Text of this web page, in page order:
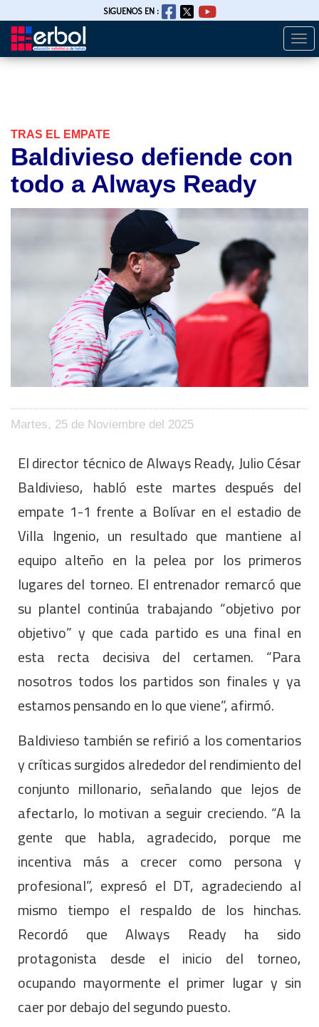
Pasar
SIGUENOS EN :
TRAS EL EMPATE
Baldivieso defiende con
todo a Always Ready
Martes, 25 de Noviembre del 2025
El director técnico de Always Ready, Julio César
Baldivieso, habló este martes después del
empate 1-1 frente a Bolívar en el estadio de
Villa Ingenio, un resultado que mantiene al
equipo alteño en la pelea por los primeros
lugares del torneo. El entrenador remarcó que
su plantel continúa trabajando “objetivo por
objetivo” y que cada partido es una final en
esta recta decisiva del certamen. “Para
nosotros todos los partidos son finales y ya
estamos pensando en lo que viene”, afirmó.
Baldivieso también se refirió a los comentarios
y críticas surgidos alrededor del rendimiento del
conjunto millonario, señalando que lejos de
afectarlo, lo motivan a seguir creciendo. “A la
gente que habla, agradecido, porque me
incentiva más a crecer como persona y
profesional”, expresó el DT, agradeciendo al
mismo tiempo el respaldo de los hinchas.
Recordó que Always Ready ha sido
protagonista desde el inicio del torneo,
ocupando mayormente el primer lugar y sin
caer por debajo del segundo puesto.